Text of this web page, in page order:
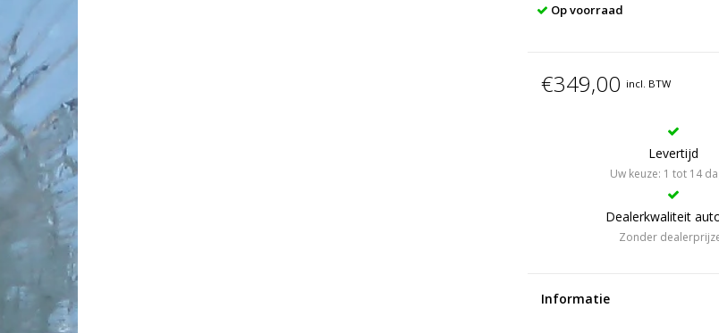
Op voorraad
€349,00 incl. BTW
Levertijd
Uw keuze: 1 tot 14
Dealerkwaliteit
Zonder
Informatie